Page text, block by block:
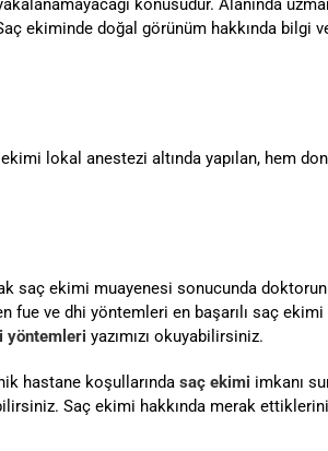
konusudur. Alanında
ekiminde doğal görünüm hakkında bilgi
lokal anestezi altında yapılan, hem
saç ekimi muayenesi sonucunda
fue ve dhi yöntemleri en başarılı saç
yöntemleri yazımızı okuyabilirsiniz.
hastane koşullarında saç ekimi imkanı
Saç ekimi hakkında merak